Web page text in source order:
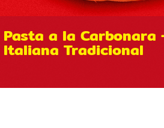
Pasta a la Carbonara
Italiana Tradicional